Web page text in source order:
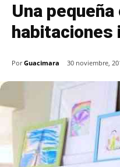
Una
Por Guacimara 30 noviembre,